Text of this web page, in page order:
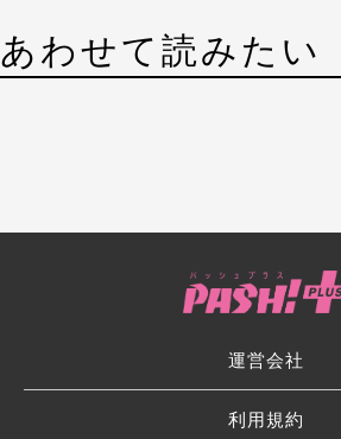
あわせて読みたい
運営会社
利用規約